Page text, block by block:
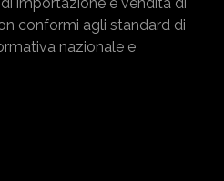
conformi agli standard di
nazionale e